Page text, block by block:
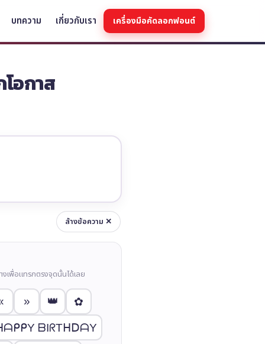
บทความ เกี่ยวกับเรา เครื่องมือคัดลอกฟอนต์
อกาส
ล้างข้อความ ✕
เพื่อแทรกตรงจุดนั้นได้เลย
» 👑 ✿
ᗷIᖇTᕼᗞᗩY